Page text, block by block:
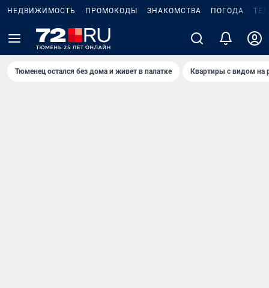
НЕДВИЖИМОСТЬ ПРОМОКОДЫ ЗНАКОМСТВА ПОГОДА
Тюменец остался без дома и живет в палатке Квартиры с видом на